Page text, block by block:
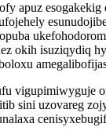
apuz esogakekig
okih isuziqydiq
vigupimiwyguje
sini uzovareg